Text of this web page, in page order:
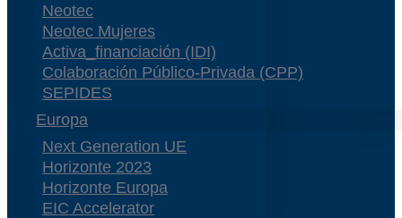
Neotec
Neotec Mujeres
Activa_financiación (IDI)
Colaboración Público-Privada (CPP)
SEPIDES
Europa
Next Generation UE
Horizonte 2023
Horizonte Europa
EIC Accelerator